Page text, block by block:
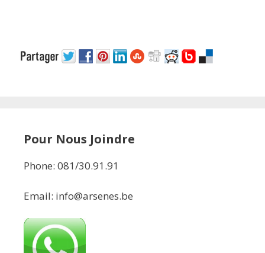
Pour Nous Joindre
Phone: 081/30.91.91
Email: info@arsenes.be